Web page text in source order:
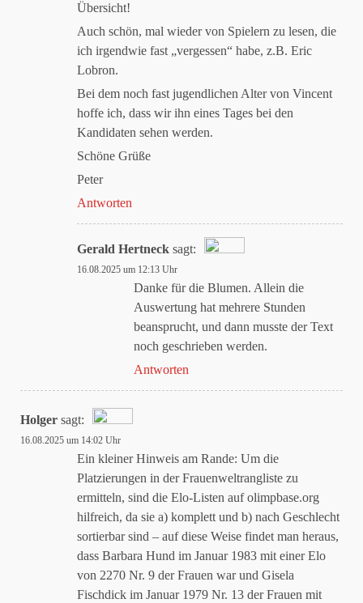
Übersicht!
Auch schön, mal wieder von Spielern zu lesen, die
ich irgendwie fast „vergessen“ habe, z.B. Eric
Lobron.
Bei dem noch fast jugendlichen Alter von Vincent
hoffe ich, dass wir ihn eines Tages bei den
Kandidaten sehen werden.
Schöne Grüße
Peter
Antworten
Gerald Hertneck sagt:
Das „Echte-Person“-Abzeichen!
Anti-Spam von CleanTalk
16.08.2025 um 12:13 Uhr
Danke für die Blumen. Allein die
Auswertung hat mehrere Stunden
beansprucht, und dann musste der Text
noch geschrieben werden.
Antworten
Holger sagt:
Das „Echte-Person“-Abzeichen!
Anti-Spam von CleanTalk
16.08.2025 um 14:02 Uhr
Ein kleiner Hinweis am Rande: Um die
Platzierungen in der Frauenweltrangliste zu
ermitteln, sind die Elo-Listen auf olimpbase.org
hilfreich, da sie a) komplett und b) nach Geschlecht
sortierbar sind – auf diese Weise findet man heraus,
dass Barbara Hund im Januar 1983 mit einer Elo
von 2270 Nr. 9 der Frauen war und Gisela
Fischdick im Januar 1979 Nr. 13 der Frauen mit